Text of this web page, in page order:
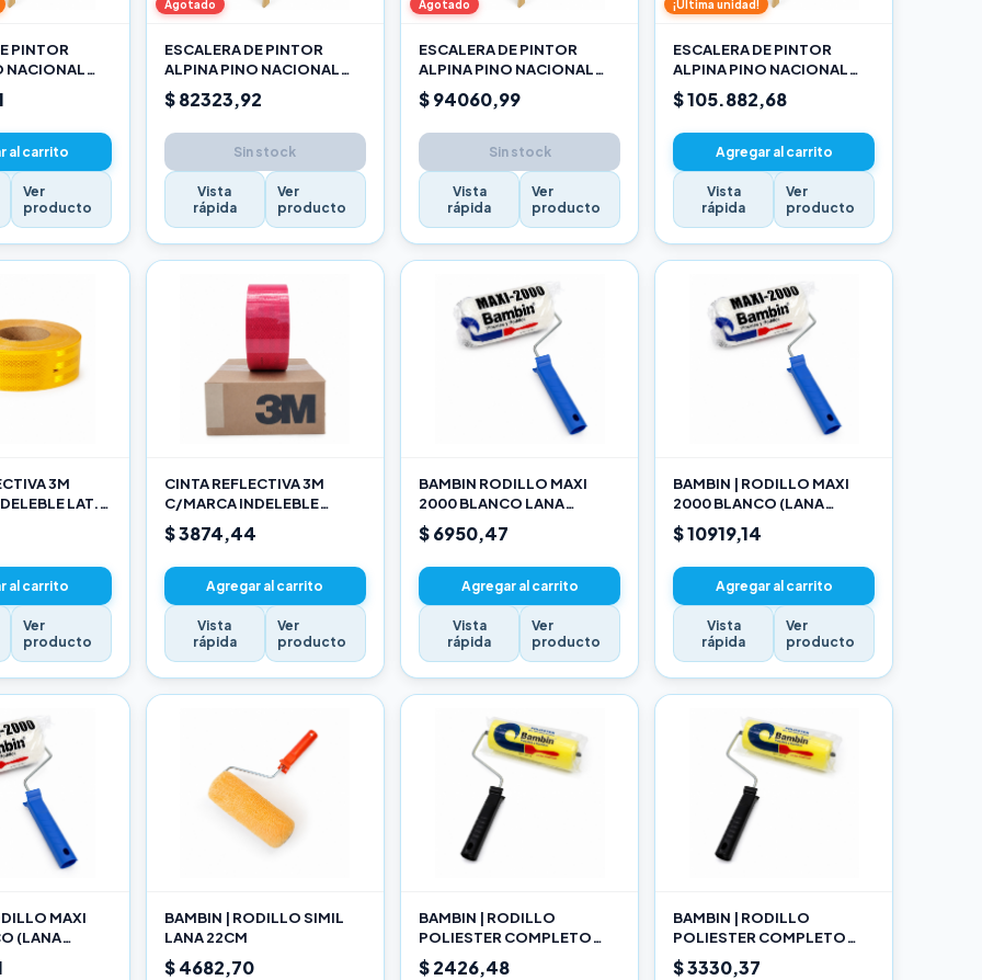
PINTOR
NACIONAL
al carrito
Ver
producto
Agotado
ESCALERA DE PINTOR
ALPINA PINO NACIONAL
2,10M PRO
$ 82323,92
Sin stock
Vista
rápida
Ver
producto
Agotado
ESCALERA DE PINTOR
ALPINA PINO NACIONAL
2,40M PRO
$ 94060,99
Sin stock
Vista
rápida
Ver
producto
¡Última unidad!
ESCALERA DE PINTOR
ALPINA PINO NACIONAL
2,70M PRO
$ 105.882,68
Agregar al carrito
Vista
rápida
Ver
producto
3M
LAT.
al carrito
Ver
producto
CINTA REFLECTIVA 3M
C/MARCA INDELEBLE
TRASERA BLANCA Y ROJO X
METRO
$ 3874,44
Agregar al carrito
Vista
rápida
Ver
producto
BAMBIN RODILLO MAXI
2000 BLANCO LANA
SELECCIONADA 10 CM
$ 6950,47
Agregar al carrito
Vista
rápida
Ver
producto
BAMBIN | RODILLO MAXI
2000 BLANCO (LANA
SELECCIONADA) 17CM
$ 10919,14
Agregar al carrito
Vista
rápida
Ver
producto
MAXI
(LANA
22CM
BAMBIN | RODILLO SIMIL
LANA 22CM
$ 4682,70
BAMBIN | RODILLO
POLIESTER COMPLETO
10CM
$ 2426,48
BAMBIN | RODILLO
POLIESTER COMPLETO
17CM
$ 3330,37